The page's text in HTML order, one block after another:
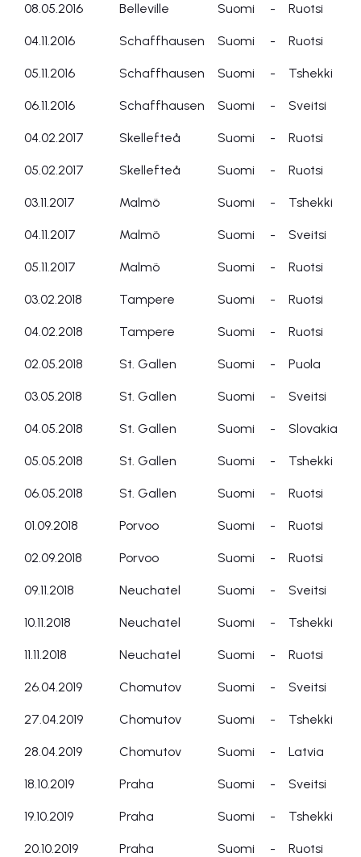
08.05.2016 Belleville Suomi - Ruotsi
04.11.2016 Schaffhausen Suomi - Ruotsi
05.11.2016 Schaffhausen Suomi - Tshekki
06.11.2016 Schaffhausen Suomi - Sveitsi
04.02.2017 Skellefteå Suomi - Ruotsi
05.02.2017 Skellefteå Suomi - Ruotsi
03.11.2017 Malmö Suomi - Tshekki
04.11.2017 Malmö Suomi - Sveitsi
05.11.2017 Malmö Suomi - Ruotsi
03.02.2018 Tampere Suomi - Ruotsi
04.02.2018 Tampere Suomi - Ruotsi
02.05.2018 St. Gallen Suomi - Puola
03.05.2018 St. Gallen Suomi - Sveitsi
04.05.2018 St. Gallen Suomi - Slovakia
05.05.2018 St. Gallen Suomi - Tshekki
06.05.2018 St. Gallen Suomi - Ruotsi
01.09.2018 Porvoo Suomi - Ruotsi
02.09.2018 Porvoo Suomi - Ruotsi
09.11.2018 Neuchatel Suomi - Sveitsi
10.11.2018 Neuchatel Suomi - Tshekki
11.11.2018 Neuchatel Suomi - Ruotsi
26.04.2019 Chomutov Suomi - Sveitsi
27.04.2019 Chomutov Suomi - Tshekki
28.04.2019 Chomutov Suomi - Latvia
18.10.2019 Praha Suomi - Sveitsi
19.10.2019 Praha Suomi - Tshekki
20.10.2019 Praha Suomi - Ruotsi